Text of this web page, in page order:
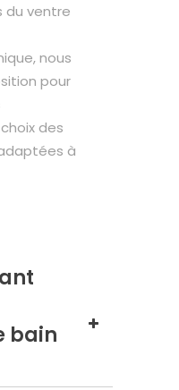
du ventre
nous
pour
des
à
bain